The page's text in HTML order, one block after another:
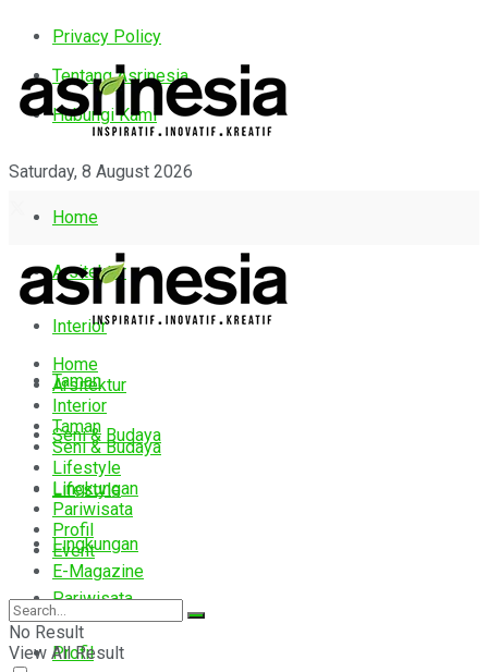
Privacy Policy
Tentang Asrinesia
Hubungi Kami
Saturday, 8 August 2026
Home
Arsitektur
Interior
Taman
Seni & Budaya
Lifestyle
Lingkungan
Pariwisata
Profil
Home
Arsitektur
Interior
Taman
Seni & Budaya
Lifestyle
Lingkungan
Pariwisata
Profil
Event
E-Magazine
No Result
View All Result